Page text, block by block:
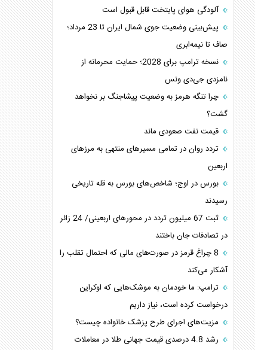
آلودگی هوای پایتخت قابل قبول است
پیش‌بینی وضعیت جوی شمال ایران تا 23 مرداد‌؛
صاف تا نیمه‌ابری
نسخه ترامپ برای 2028؛ حمایت محرمانه از
نامزدی جی‌دی ونس
چرا تنگه هرمز به وضعیت پیشاجنگ بر نخواهد
گشت؟
قیمت نفت صعودی ماند
تردد روان در تمامی مسیرهای منتهی به مرزهای
اربعین
بورس در اوج؛ شاخص‌های بورس به قله تاریخی
رسیدند
‌‌ثبت 67 میلیون تردد در محورهای اربعینی/ 24 زائر
در تصادفات جان باختند
8 چراغ قرمز در صورت‌های مالی که احتمال تقلب را
آشکار می‌کند
ترامپ: ما خودمان به موشک‌هایی که اوکراین
درخواست کرده است، نیاز داریم
مزیت‌های اجرای طرح پزشک خانواده چیست؟
رشد 4.8 درصدی قیمت جهانی طلا در معاملات